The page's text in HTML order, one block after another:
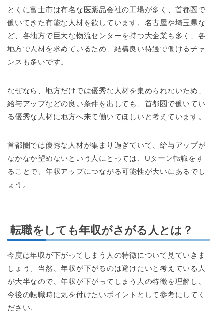
とくに富士市は有名な医薬品会社の工場が多く、首都圏で
働いてきた有能な人材を欲しています。名古屋や埼玉県な
ど、各地方で巨大な物流センターを持つ大企業も多く、各
地方で人材を求めているため、結構良い待遇で働けるチャ
ンスも多いです。
なぜなら、地方だけでは優秀な人材を集められないため、
給与アップなどの良い条件を出しても、首都圏で働いてい
る優秀な人材に地方へ来て働いてほしいと考えています。
首都圏では優秀な人材が集まり過ぎていて、給与アップが
なかなか望めないという人にとっては、Uターン転職をす
ることで、年収アップにつながる可能性が大いにあるでし
ょう。
転職をしても年収がさがる人とは？
今度は年収が下がってしまう人の特徴について見ていきま
しょう。当然、年収が下がるのは避けたいと考えている人
が大半なので、年収が下がってしまう人の特徴を理解し、
今後の転職時に気を付けたいポイントとして参考にしてく
ださい。